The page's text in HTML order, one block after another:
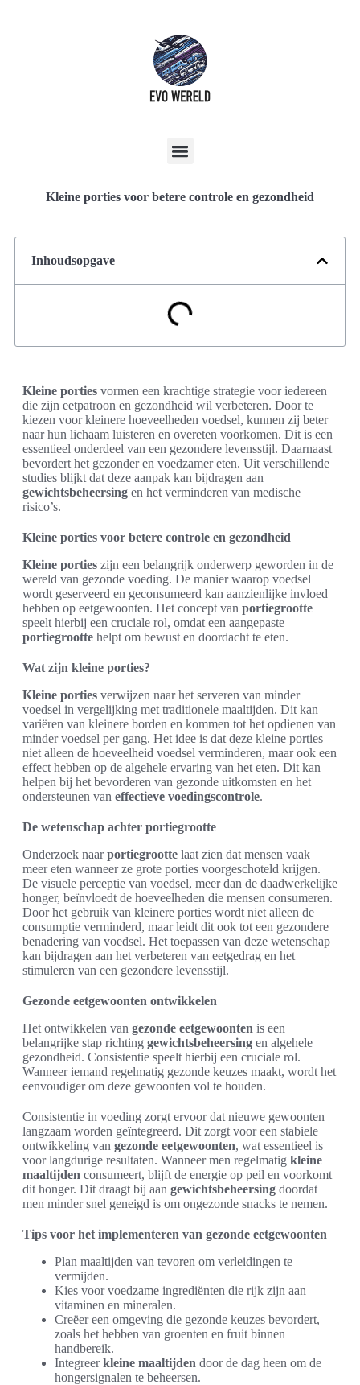
Kleine porties voor betere controle en gezondheid
Inhoudsopgave
Kleine porties vormen een krachtige strategie voor iedereen
die zijn eetpatroon en gezondheid wil verbeteren. Door te
kiezen voor kleinere hoeveelheden voedsel, kunnen zij beter
naar hun lichaam luisteren en overeten voorkomen. Dit is een
essentieel onderdeel van een gezondere levensstijl. Daarnaast
bevordert het gezonder en voedzamer eten. Uit verschillende
studies blijkt dat deze aanpak kan bijdragen aan
gewichtsbeheersing en het verminderen van medische
risico’s.
Kleine porties voor betere controle en gezondheid
Kleine porties zijn een belangrijk onderwerp geworden in de
wereld van gezonde voeding. De manier waarop voedsel
wordt geserveerd en geconsumeerd kan aanzienlijke invloed
hebben op eetgewoonten. Het concept van portiegrootte
speelt hierbij een cruciale rol, omdat een aangepaste
portiegrootte helpt om bewust en doordacht te eten.
Wat zijn kleine porties?
Kleine porties verwijzen naar het serveren van minder
voedsel in vergelijking met traditionele maaltijden. Dit kan
variëren van kleinere borden en kommen tot het opdienen van
minder voedsel per gang. Het idee is dat deze kleine porties
niet alleen de hoeveelheid voedsel verminderen, maar ook een
effect hebben op de algehele ervaring van het eten. Dit kan
helpen bij het bevorderen van gezonde uitkomsten en het
ondersteunen van effectieve voedingscontrole.
De wetenschap achter portiegrootte
Onderzoek naarportiegrootte laat zien dat mensen vaak
meer eten wanneer ze grote porties voorgeschoteld krijgen.
De visuele perceptie van voedsel, meer dan de daadwerkelijke
honger, beïnvloedt de hoeveelheden die mensen consumeren.
Door het gebruik van kleinere porties wordt niet alleen de
consumptie verminderd, maar leidt dit ook tot een gezondere
benadering van voedsel. Het toepassen van deze wetenschap
kan bijdragen aan het verbeteren van eetgedrag en het
stimuleren van een gezondere levensstijl.
Gezonde eetgewoonten ontwikkelen
Het ontwikkelen van gezonde eetgewoonten is een
belangrijke stap richting gewichtsbeheersing en algehele
gezondheid. Consistentie speelt hierbij een cruciale rol.
Wanneer iemand regelmatig gezonde keuzes maakt, wordt het
eenvoudiger om deze gewoonten vol te houden.
Consistentie in voeding zorgt ervoor dat nieuwe gewoonten
langzaam worden geïntegreerd. Dit zorgt voor een stabiele
ontwikkeling van gezonde eetgewoonten, wat essentieel is
voor langdurige resultaten. Wanneer men regelmatig kleine
maaltijden consumeert, blijft de energie op peil en voorkomt
dit honger. Dit draagt bij aan gewichtsbeheersing doordat
men minder snel geneigd is om ongezonde snacks te nemen.
Tips voor het implementeren van gezonde eetgewoonten
Plan maaltijden van tevoren om verleidingen te
vermijden.
Kies voor voedzame ingrediënten die rijk zijn aan
vitaminen en mineralen.
Creëer een omgeving die gezonde keuzes bevordert,
zoals het hebben van groenten en fruit binnen
handbereik.
Integreerkleine maaltijden door de dag heen om de
hongersignalen te beheersen.